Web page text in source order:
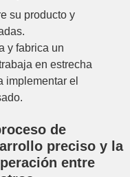
su producto y
y fabrica un
en estrecha
implementar el
de
preciso y la
entre